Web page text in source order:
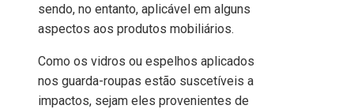
sendo, no entanto, aplicável em alguns
aspectos aos produtos mobiliários.
Como os vidros ou espelhos aplicados
nos guarda-roupas estão suscetíveis a
impactos, sejam eles provenientes de